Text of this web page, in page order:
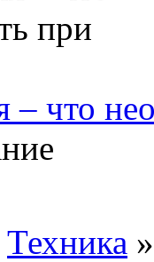
– что
Техника